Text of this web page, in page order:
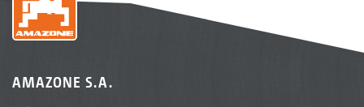
AMAZONE S.A.